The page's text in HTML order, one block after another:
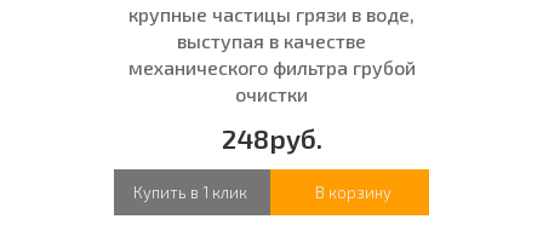
крупные частицы грязи в воде,
выступая в качестве
механического фильтра грубой
очистки
248руб.
Купить в 1 клик В корзину